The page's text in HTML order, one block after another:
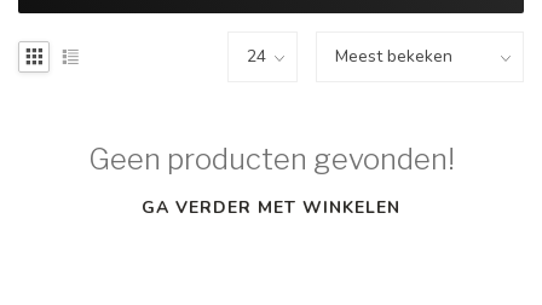
Geen producten gevonden!
GA VERDER MET WINKELEN